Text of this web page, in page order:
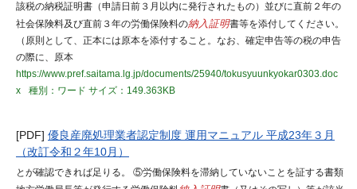
該税の納税証明書（申請日前３月以内に発行されたもの）並びに直前２年の
社会保険料及び直前３年の労働保険料の納入証明書等を添付してください。
（原則として、正本には原本を添付すること。なお、確定申告等の税の申告
の際に、原本
https://www.pref.saitama.lg.jp/documents/25940/tokusyuunkyokar0303.doc
x
種別：ワード サイズ：149.363KB
[PDF] 優良産廃処理業者認定制度 運用マニュアル 平成23年３月
（改訂令和２年10月）
とが確認できれば足りる。 ⑤労働保険料を滞納していないことを証する書類